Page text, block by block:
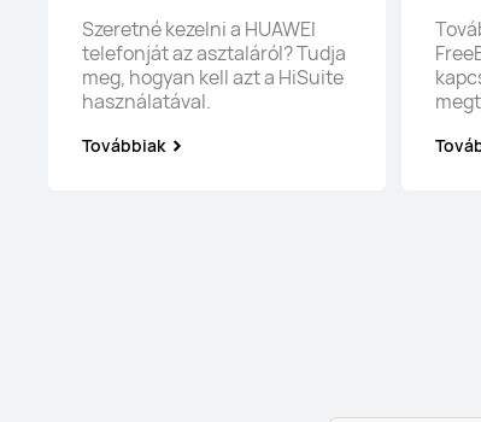
Szeretné kezelni a HUAWEI
telefonját az asztaláról? Tudja
meg, hogyan kell azt a HiSuite
használatával.
Továbbiak